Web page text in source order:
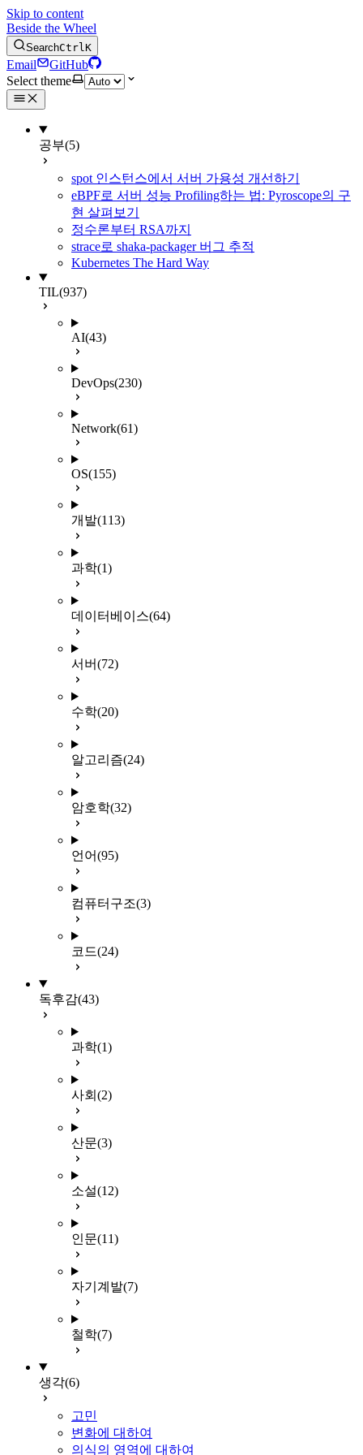
Skip to content
Beside the Wheel
SearchCtrlK
Email
GitHub
Select theme
공부(5)
spot 인스턴스에서 서버 가용성 개선하기
eBPF로 서버 성능 Profiling하는 법: Pyroscope의 구
현 살펴보기
정수론부터 RSA까지
strace로 shaka-packager 버그 추적
Kubernetes The Hard Way
TIL(937)
AI(43)
DevOps(230)
Network(61)
OS(155)
개발(113)
과학(1)
데이터베이스(64)
서버(72)
수학(20)
알고리즘(24)
암호학(32)
언어(95)
컴퓨터구조(3)
코드(24)
독후감(43)
과학(1)
사회 (2)
산문(3)
소설(12)
인문(11)
자기계발(7)
철학(7)
생각(6)
고민
변화에 대하여
의식의 영역에 대하여